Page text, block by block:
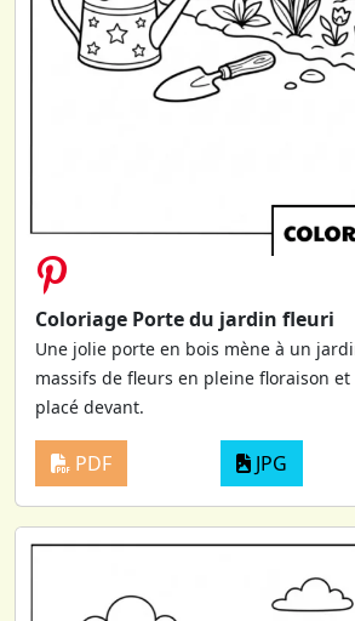
Coloriage Porte du jardin fleuri
Une jolie porte en bois mène à un
massifs de fleurs en pleine floraison
placé devant.
PDF JPG